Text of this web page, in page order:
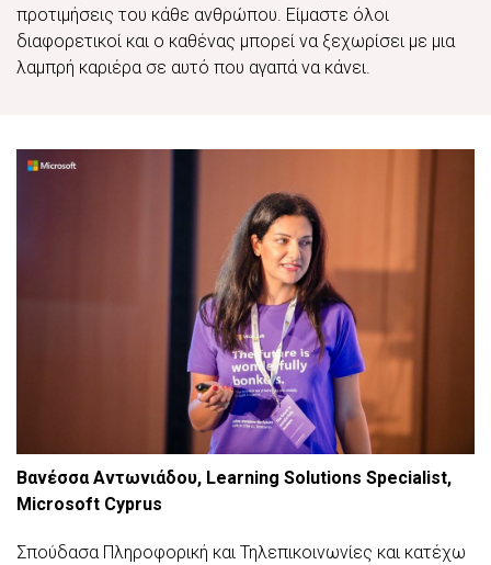
προτιμήσεις του κάθε ανθρώπου. Είμαστε όλοι
διαφορετικοί και ο καθένας μπορεί να ξεχωρίσει με μια
λαμπρή καριέρα σε αυτό που αγαπά να κάνει.
Βανέσσα Αντωνιάδου, Learning Solutions Specialist,
Microsoft Cyprus
Σπούδασα Πληροφορική και Τηλεπικοινωνίες και κατέχω